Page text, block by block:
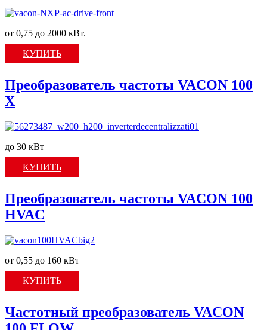
от 0,75 до 2000 кВт.
КУПИТЬ
Преобразователь частоты VACON 100
X
до 30 кВт
КУПИТЬ
Преобразователь частоты VACON 100
HVAC
от 0,55 до 160 кВт
КУПИТЬ
Частотный преобразователь VACON